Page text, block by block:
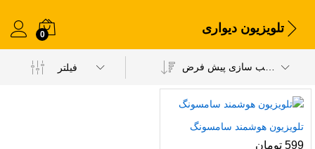
تلویزیون دیواری 0
فیلتر
تلویزیون هوشمند سامسونگ
599 تومان